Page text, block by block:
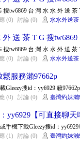
搜tw6869 台 灣 水 水 外 送 茶
(0) 討論 (0) 水水外送茶
外 送 茶 T G 搜tw6869
搜tw6869 台 灣 水 水 外 送 茶
(0) 討論 (0) 水水外送茶
服務瀨97662p
Gleezy搜id：yy6929 籟
(0) 討論 (0) 臺灣約妹瀨
yy6929【可直接聊天
手機下載Gleezy搜id：
(1) 討論 (0) 臺灣約妹瀨